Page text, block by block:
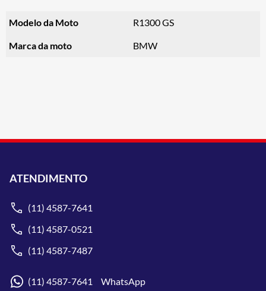
Modelo da Moto R1300 GS
Marca da moto BMW
ATENDIMENTO
(11) 4587-7641
(11) 4587-0521
(11) 4587-7487
(11) 4587-7641 WhatsApp